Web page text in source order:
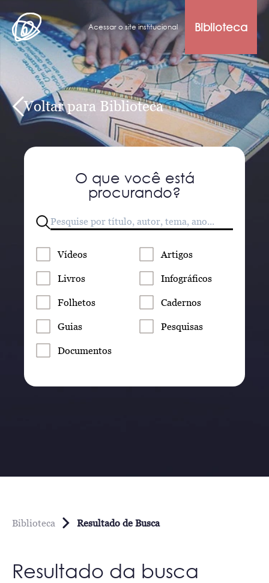
Acessar o site institucional Biblioteca
Voltar para Biblioteca
O que você está
procurando?
Vídeos Artigos
Livros Infográficos
Folhetos Cadernos
Guias Pesquisas
Documentos
Biblioteca Resultado de Busca
Resultado da busca